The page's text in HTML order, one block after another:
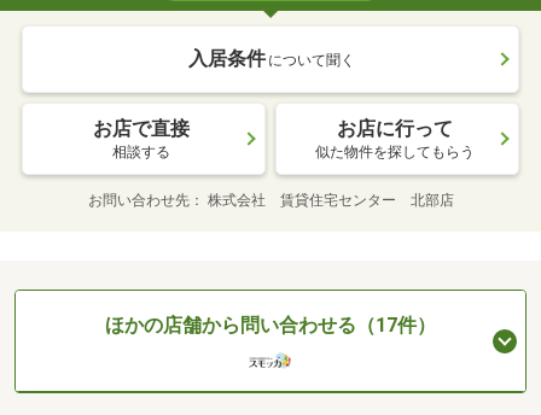
入居条件 について聞く
お店で直接
相談する
お店に行って
似た物件を探してもらう
お問い合わせ先 株式会社 賃貸住宅センター 北部店
ほかの店舗から問い合わせる（17件）